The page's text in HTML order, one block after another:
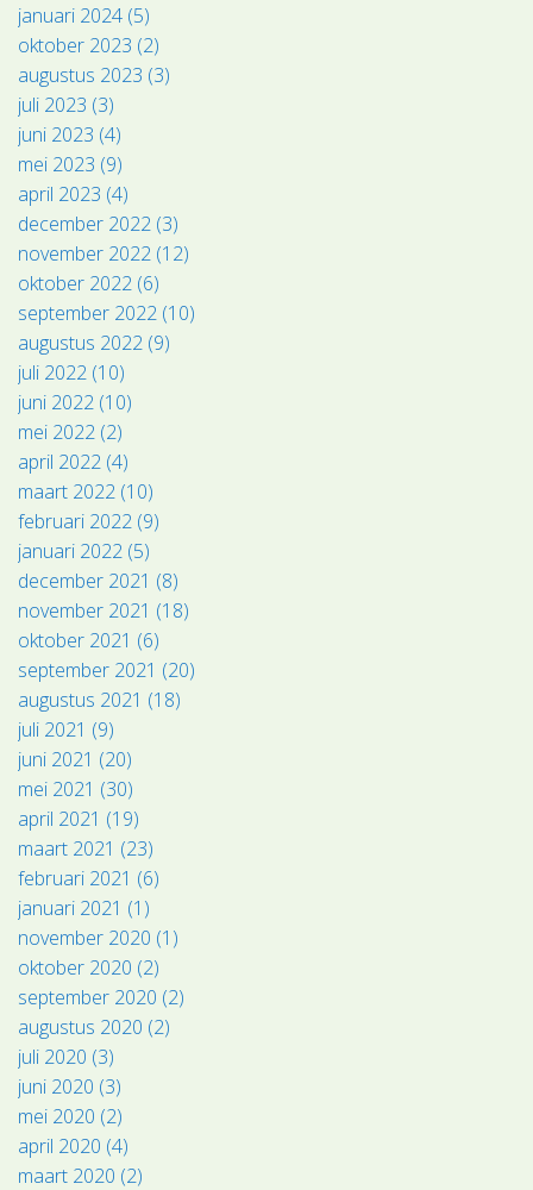
januari 2024 (5)
oktober 2023 (2)
augustus 2023 (3)
juli 2023 (3)
juni 2023 (4)
mei 2023 (9)
april 2023 (4)
december 2022 (3)
november 2022 (12)
oktober 2022 (6)
september 2022 (10)
augustus 2022 (9)
juli 2022 (10)
juni 2022 (10)
mei 2022 (2)
april 2022 (4)
maart 2022 (10)
februari 2022 (9)
januari 2022 (5)
december 2021 (8)
november 2021 (18)
oktober 2021 (6)
september 2021 (20)
augustus 2021 (18)
juli 2021 (9)
juni 2021 (20)
mei 2021 (30)
april 2021 (19)
maart 2021 (23)
februari 2021 (6)
januari 2021 (1)
november 2020 (1)
oktober 2020 (2)
september 2020 (2)
augustus 2020 (2)
juli 2020 (3)
juni 2020 (3)
mei 2020 (2)
april 2020 (4)
maart 2020 (2)